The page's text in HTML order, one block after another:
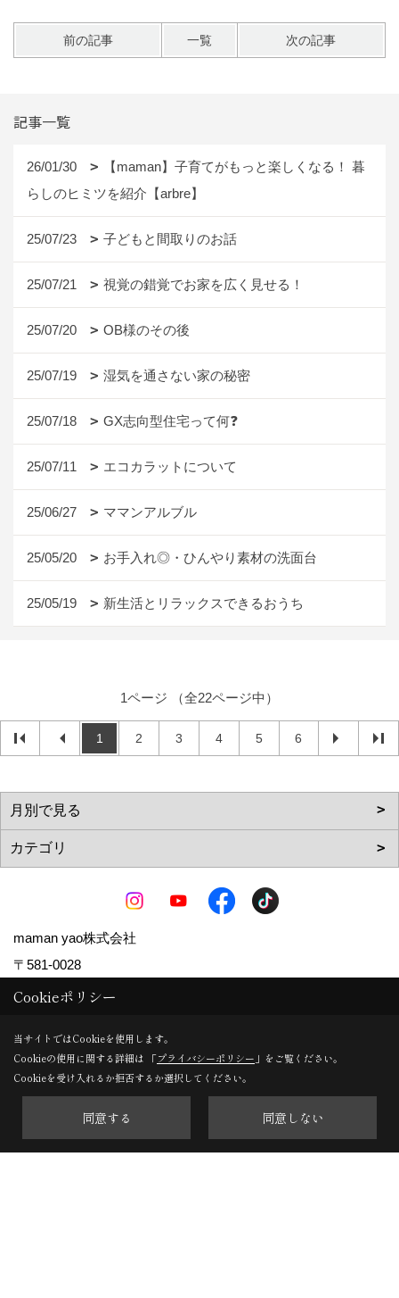
前の記事 一覧 次の記事
記事一覧
26/01/30
【maman】子育てがもっと楽しくなる！ 暮
らしのヒミツを紹介【arbre】
25/07/23 子どもと間取りのお話
25/07/21 視覚の錯覚でお家を広く見せる！
25/07/20 OB様のその後
25/07/19 湿気を通さない家の秘密
25/07/18 GX志向型住宅って何❓
25/07/11 エコカラットについて
25/06/27 ママンアルブル
25/05/20 お手入れ◎・ひんやり素材の洗面台
25/05/19 新生活とリラックスできるおうち
1ページ （全22ページ中）
1 2 3 4 5 6
maman yao株式会社
〒581-0028
大阪府八尾市八尾木東1-138
FAX：072-920-4956
＜営業時間＞9:00~18:00
株式会社関本工務店
〒581-0015
Cookieポリシー
当サイトではCookieを使用します。
Cookieの使用に関する詳細は 「プライバシーポリシー 」をご覧ください。
Cookieを受け入れるか拒否するか選択してください。
同意する 同意しない